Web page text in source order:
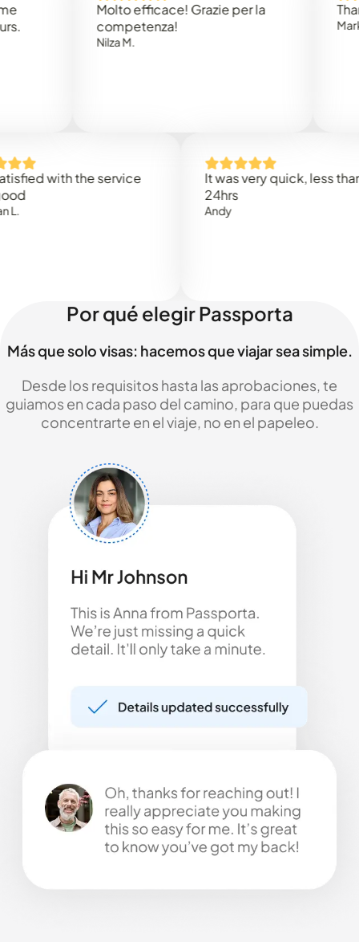
Molto efficace! Grazie per la
competenza!
Thank
Mark N.
with the service
It was very quick, less than
Por qué elegir Passporta
Más que solo visas: hacemos que viajar sea simple.
Desde los requisitos hasta las aprobaciones, te
guiamos en cada paso del camino, para que puedas
concentrarte en el viaje, no en el papeleo.